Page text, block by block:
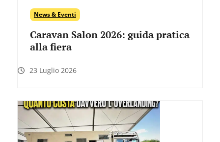
News & Eventi
Caravan Salon 2026: guida pratica
alla fiera
23 Luglio 2026